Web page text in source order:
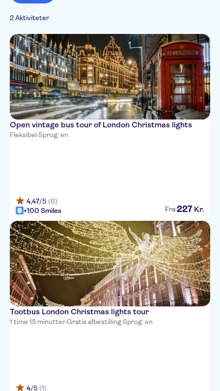
2 Aktiviteter
Open vintage bus tour of London Christmas lights
Fleksibel·Sprog: en
4,47/5 (6)
+100 Smiles
Fra:227 Kr.
Tootbus London Christmas lights tour
1 time 15 minutter·Gratis afbestilling·Sprog: en
4/5 (1)